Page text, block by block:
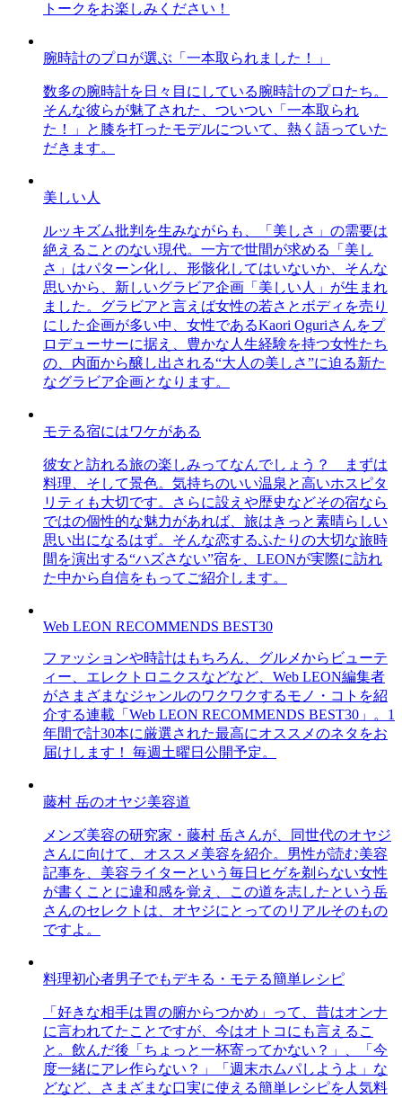
トークをお楽しみください！
腕時計のプロが選ぶ「一本取られました！」
数多の腕時計を日々目にしている腕時計のプロたち。
そんな彼らが魅了された、ついつい「一本取られ
た！」と膝を打ったモデルについて、熱く語っていた
だきます。
美しい人
ルッキズム批判を生みながらも、「美しさ」の需要は
絶えることのない現代。一方で世間が求める「美し
さ」はパターン化し、形骸化してはいないか、そんな
思いから、新しいグラビア企画「美しい人」が生まれ
ました。グラビアと言えば女性の若さとボディを売り
にした企画が多い中、女性であるKaori Oguriさんをプ
ロデューサーに据え、豊かな人生経験を持つ女性たち
の、内面から醸し出される“大人の美しさ”に迫る新た
なグラビア企画となります。
モテる宿にはワケがある
彼女と訪れる旅の楽しみってなんでしょう？ まずは
料理、そして景色。気持ちのいい温泉と高いホスピタ
リティも大切です。さらに設えや歴史などその宿なら
ではの個性的な魅力があれば、旅はきっと素晴らしい
思い出になるはず。そんな恋するふたりの大切な旅時
間を演出する“ハズさない”宿を、LEONが実際に訪れ
た中から自信をもってご紹介します。
Web LEON RECOMMENDS BEST30
ファッションや時計はもちろん、グルメからビューテ
ィー、エレクトロニクスなどなど、Web LEON編集者
がさまざまなジャンルのワクワクするモノ・コトを紹
介する連載「Web LEON RECOMMENDS BEST30」。1
年間で計30本に厳選された最高にオススメのネタをお
届けします！ 毎週土曜日公開予定。
藤村 岳のオヤジ美容道
メンズ美容の研究家・藤村 岳さんが、同世代のオヤジ
さんに向けて、オススメ美容を紹介。男性が読む美容
記事を、美容ライターという毎日ヒゲを剃らない女性
が書くことに違和感を覚え、この道を志したという岳
さんのセレクトは、オヤジにとってのリアルそのもの
ですよ。
料理初心者男子でもデキる・モテる簡単レシピ
「好きな相手は胃の腑からつかめ」って、昔はオンナ
に言われてたことですが、今はオトコにも言えるこ
と。飲んだ後「ちょっと一杯寄ってかない？」、「今
度一緒にアレ作らない？」「週末ホムパしようよ」な
どなど、さまざまな口実に使える簡単レシピを人気料